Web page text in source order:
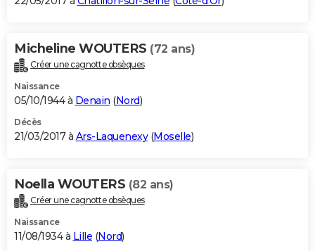
Micheline WOUTERS (72 ans)
Créer une cagnotte obsèques
Naissance
05/10/1944 à Denain (Nord)
Décès
21/03/2017 à Ars-Laquenexy(Moselle)
Noella WOUTERS (82 ans)
Créer une cagnotte obsèques
Naissance
11/08/1934 à Lille (Nord)